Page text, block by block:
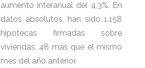
aumento interanual del 4,3%. En
datos absolutos, han sido 1.158
hipotecas firmadas sobre
viviendas, 48 más que el mismo
mes del año anterior.